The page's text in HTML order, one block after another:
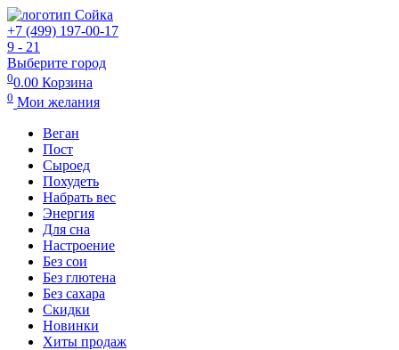
+7 (499) 197-00-17
9 - 21
Выберите город
00.00 Корзина
0 Мои желания
Веган
Пост
Сыроед
Похудеть
Набрать вес
Энергия
Для сна
Настроение
Без сои
Без глютена
Без сахара
Скидки
Новинки
Хиты продаж